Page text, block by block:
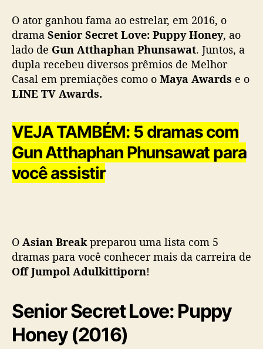
J
u
m
p
o
u
l
k
i
r
n
O ator ganhou fama ao estrelar, em 2016, o
drama Senior Secret Love: Puppy Honey, ao
lado de Gun Atthaphan Phunsawat. Juntos, a
dupla recebeu diversos prêmios de Melhor
Casal em premiações como o Maya Awards e o
LINE TV Awards.
VEJA TAMBÉM: 5 dramas com
Gun Atthaphan Phunsawat para
você assistir
O Asian Break preparou uma lista com 5
dramas para você conhecer mais da carreira de
Off Jumpol Adulkittiporn!
Senior Secret Love: Puppy
Honey (2016)